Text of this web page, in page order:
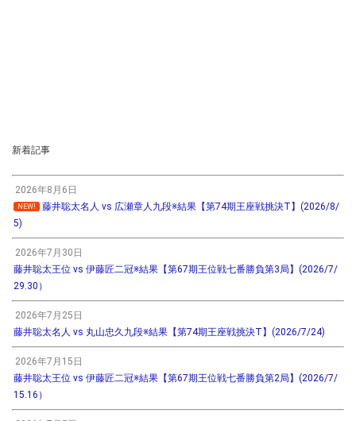
新着記事
2026年8月6日
NEW!
藤井聡太名人 vs 広瀬章人九段※結果【第74期王座戦挑決T】(2026/8/
5)
2026年7月30日
藤井聡太王位 vs 伊藤匠二冠※結果【第67期王位戦七番勝負第3局】(2026/7/
29.30）
2026年7月25日
藤井聡太名人 vs 丸山忠久九段※結果【第74期王座戦挑決T】(2026/7/24)
2026年7月15日
藤井聡太王位 vs 伊藤匠二冠※結果【第67期王位戦七番勝負第2局】(2026/7/
15.16）